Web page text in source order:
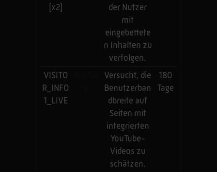
[x2]
der Nutzer
mit
eingebettete
n Inhalten zu
verfolgen.
VISITO
R_INFO
1_LIVE
Versucht, die
Benutzerban
dbreite auf
Seiten mit
integrierten
YouTube-
Videos zu
schätzen.
180
Tage